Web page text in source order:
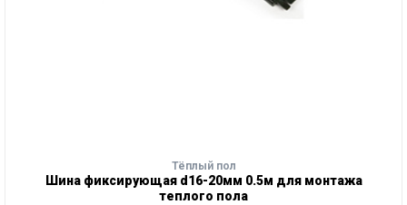
Тёплый пол
Шина фиксирующая d16-20мм 0.5м для монтажа
теплого пола